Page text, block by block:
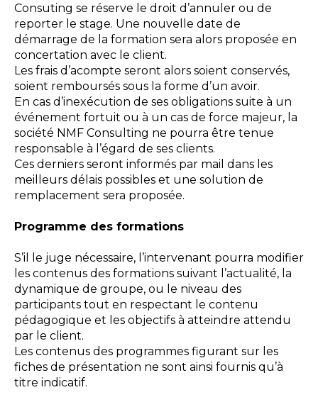
Consuting se réserve le droit d’annuler ou de
reporter le stage. Une nouvelle date de
démarrage de la formation sera alors proposée en
concertation avec le client.
Les frais d’acompte seront alors soient conservés,
soient remboursés sous la forme d’un avoir.
En cas d’inexécution de ses obligations suite à un
événement fortuit ou à un cas de force majeur, la
société NMF Consulting ne pourra être tenue
responsable à l’égard de ses clients.
Ces derniers seront informés par mail dans les
meilleurs délais possibles et une solution de
remplacement sera proposée.
Programme des formations
S’il le juge nécessaire, l’intervenant pourra modifier
les contenus des formations suivant l’actualité, la
dynamique de groupe, ou le niveau des
participants tout en respectant le contenu
pédagogique et les objectifs à atteindre attendu
par le client.
Les contenus des programmes figurant sur les
fiches de présentation ne sont ainsi fournis qu’à
titre indicatif.